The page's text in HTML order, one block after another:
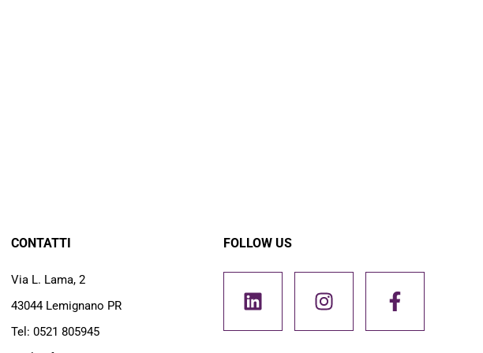
CONTATTI
Via L. Lama, 2
43044 Lemignano PR
Tel: 0521 805945
FOLLOW US